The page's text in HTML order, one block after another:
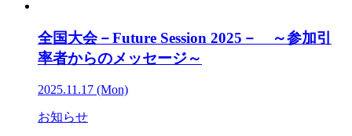
全国大会－Future Session 2025－ ～参加引
率者からのメッセージ～
2025.11.17 (Mon)
お知らせ